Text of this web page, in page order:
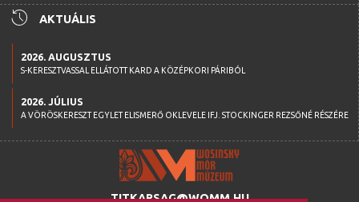
history AKTUÁLIS
2026. AUGUSZTUS
S-KERESZTVASSAL ELLÁTOTT KARD A KÖZÉPKORI PÁRIBÓL
2026. JÚLIUS
A VÖRÖSKERESZT EGYLET ELISMERŐ OKLEVELE IFJ. STOCKINGER REZSŐNÉ RÉSZÉRE
TITKARSAG@WOMM.HU